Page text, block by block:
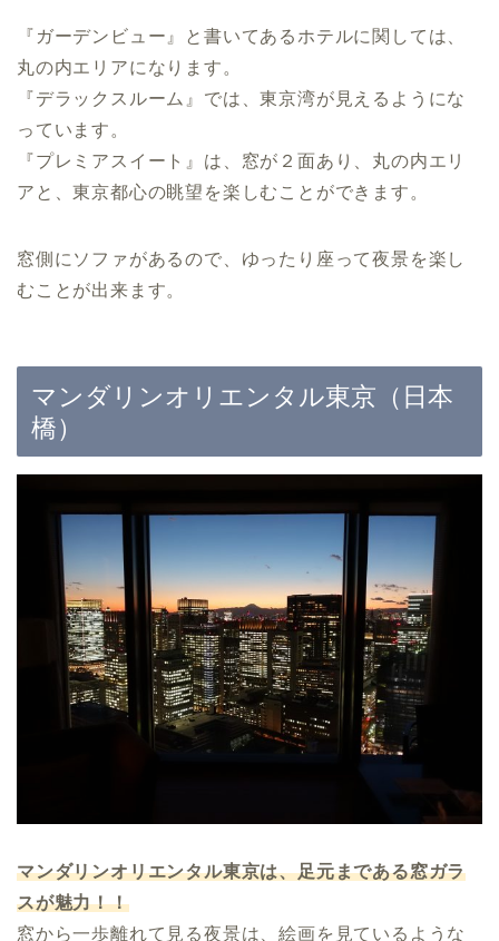
『ガーデンビュー』と書いてあるホテルに関しては、
丸の内エリアになります。
『デラックスルーム』では、東京湾が見えるようにな
っています。
『プレミアスイート』は、窓が２面あり、丸の内エリ
アと、東京都心の眺望を楽しむことができます。
窓側にソファがあるので、ゆったり座って夜景を楽し
むことが出来ます。
マンダリンオリエンタル東京（日本
橋）
マンダリンオリエンタル東京は、足元まである窓ガラ
スが魅力！！
窓から一歩離れて見る夜景は、絵画を見ているような